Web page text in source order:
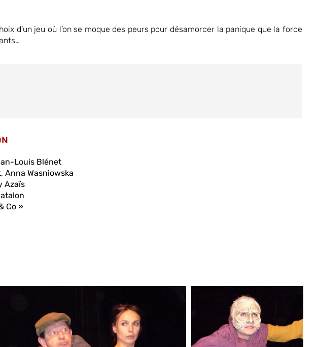
d’un jeu où l’on se moque des peurs pour désamorcer la panique que la force
Louis Blénet
Anna Wasniowska
Azaïs
Co »